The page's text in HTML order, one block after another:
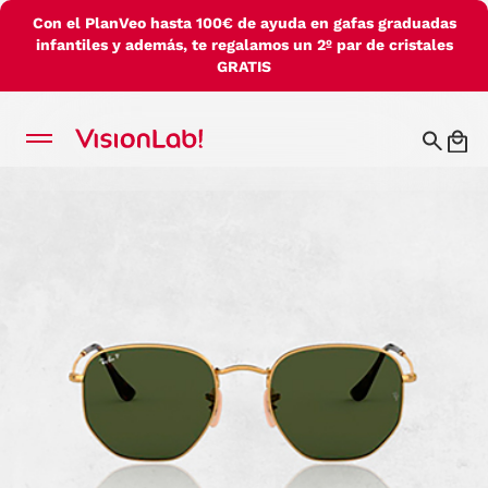
Con el PlanVeo hasta 100€ de ayuda en gafas graduadas
infantiles y además, te regalamos un 2º par de cristales
GRATIS